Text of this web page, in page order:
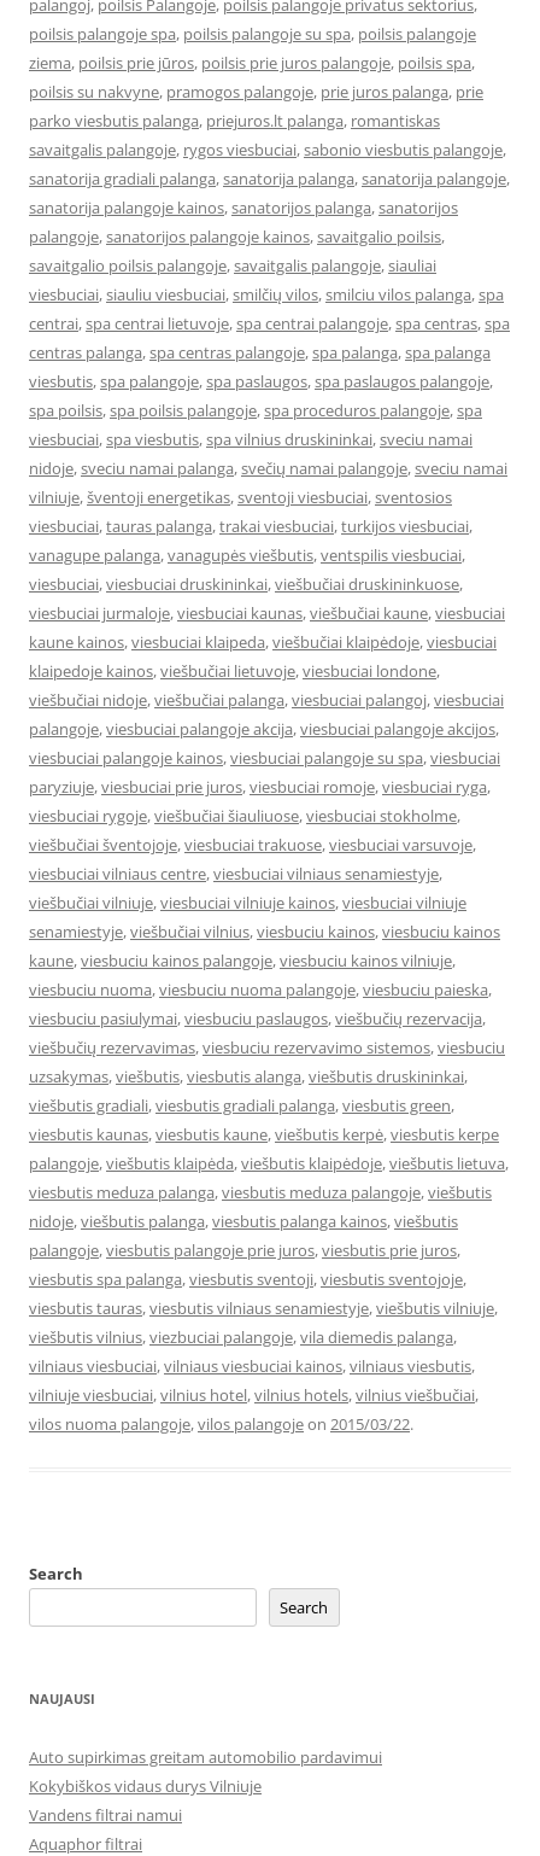
palangoj, poilsis Palangoje, poilsis palangoje privatus sektorius,
poilsis palangoje spa, poilsis palangoje su spa, poilsis palangoje
ziema, poilsis prie jūros, poilsis prie juros palangoje, poilsis spa,
poilsis su nakvyne, pramogos palangoje, prie juros palanga, prie
parko viesbutis palanga, priejuros.lt palanga, romantiskas
savaitgalis palangoje, rygos viesbuciai,sabonio viesbutis palangoje,
sanatorija gradiali palanga,sanatorija palanga,sanatorija palangoje,
sanatorija palangoje kainos,sanatorijos palanga,sanatorijos
palangoje,sanatorijos palangoje kainos,savaitgalio poilsis,
savaitgalio poilsis palangoje,savaitgalis palangoje,siauliai
viesbuciai,siauliu viesbuciai,smilčių vilos,smilciu vilos palanga,spa
centrai,spa centrai lietuvoje,spa centrai palangoje,spa centras,spa
centras palanga,spa centras palangoje,spa palanga,spa palanga
viesbutis,spa palangoje,spa paslaugos,spa paslaugos palangoje,
spa poilsis,spa poilsis palangoje,spa proceduros palangoje,spa
viesbuciai,spa viesbutis,spa vilnius druskininkai,sveciu namai
nidoje,sveciu namai palanga,svečių namai palangoje,sveciu namai
vilniuje,šventoji energetikas,sventoji viesbuciai,sventosios
viesbuciai,tauras palanga,trakai viesbuciai,turkijos viesbuciai,
vanagupe palanga,vanagupės viešbutis,ventspilis viesbuciai,
viesbuciai,viesbuciai druskininkai,viešbučiai druskininkuose,
viesbuciai jurmaloje,viesbuciai kaunas,viešbučiai kaune,viesbuciai
kaune kainos,viesbuciai klaipeda,viešbučiai klaipėdoje,viesbuciai
klaipedoje kainos,viešbučiai lietuvoje,viesbuciai londone,
viešbučiai nidoje,viešbučiai palanga,viesbuciai palangoj,viesbuciai
palangoje,viesbuciai palangoje akcija,viesbuciai palangoje akcijos,
viesbuciai palangoje kainos,viesbuciai palangoje su spa,viesbuciai
paryziuje,viesbuciai prie juros,viesbuciai romoje,viesbuciai ryga,
viesbuciai rygoje,viešbučiai šiauliuose,viesbuciai stokholme,
viešbučiai šventojoje,viesbuciai trakuose,viesbuciai varsuvoje,
viesbuciai vilniaus centre,viesbuciai vilniaus senamiestyje,
viešbučiai vilniuje,viesbuciai vilniuje kainos,viesbuciai vilniuje
senamiestyje,viešbučiai vilnius,viesbuciu kainos,viesbuciu kainos
kaune,viesbuciu kainos palangoje,viesbuciu kainos vilniuje,
viesbuciu nuoma,viesbuciu nuoma palangoje,viesbuciu paieska,
viesbuciu pasiulymai,viesbuciu paslaugos,viešbučių rezervacija,
viešbučių rezervavimas,viesbuciu rezervavimo sistemos,viesbuciu
uzsakymas,viešbutis,viesbutis alanga,viešbutis druskininkai,
viešbutis gradiali,viesbutis gradiali palanga,viesbutis green,
viesbutis kaunas,viesbutis kaune,viešbutis kerpė,viesbutis kerpe
palangoje,viešbutis klaipėda,viešbutis klaipėdoje,viešbutis lietuva,
viesbutis meduza palanga,viesbutis meduza palangoje,viešbutis
nidoje,viešbutis palanga,viesbutis palanga kainos,viešbutis
palangoje,viesbutis palangoje prie juros,viesbutis prie juros,
viesbutis spa palanga,viesbutis sventoji,viesbutis sventojoje,
viesbutis tauras,viesbutis vilniaus senamiestyje,viešbutis vilniuje,
viešbutis vilnius,viezbuciai palangoje,vila diemedis palanga,
vilniaus viesbuciai,vilniaus viesbuciai kainos,vilniaus viesbutis,
vilniuje viesbuciai,vilnius hotel,vilnius hotels,vilnius viešbučiai,
vilos nuoma palangoje,vilos palangojeon 2015/03/22.
Search
Search
NAUJAUSI
Auto supirkimas greitam automobilio pardavimui
Kokybiškos vidaus durys Vilniuje
Vandens filtrai namui
Aquaphor filtrai